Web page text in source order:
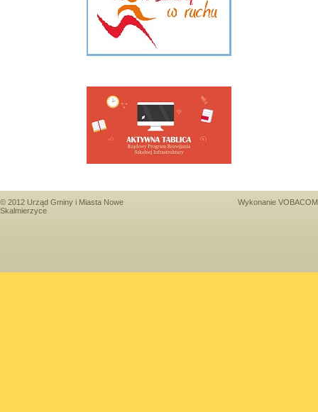
© 2012 Urząd Gminy i Miasta Nowe
Skalmierzyce
Wykonanie VOBACOM